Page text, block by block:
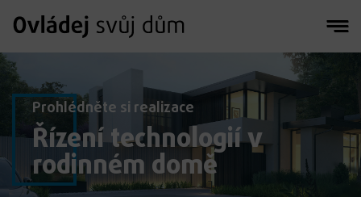
Prohlédněte si realizace
Řízení technologií v
rodinném domě